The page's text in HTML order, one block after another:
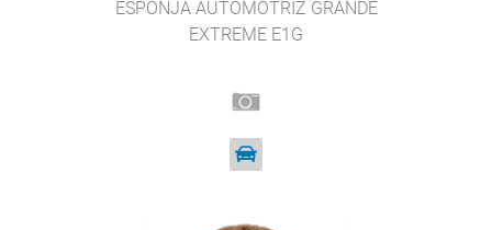
ESPONJA AUTOMOTRIZ GRANDE
EXTREME E1G